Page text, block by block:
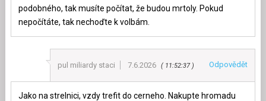
podobného, tak musíte počítat, že budou mrtoly. Pokud
nepočítáte, tak nechoďte k volbám.
pul miliardy staci 7.6.2026 11:52:37 Odpovědět
Jako na strelnici, vzdy trefit do cerneho. Nakupte hromadu